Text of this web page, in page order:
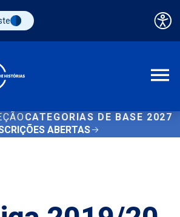
contraste
CATEGORIAS DE BASE 2027
ABERTAS